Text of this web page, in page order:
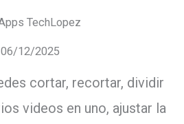
para
tus
TechLopez
06/12/2025
cortar, recortar, dividir
videos en uno, ajustar la